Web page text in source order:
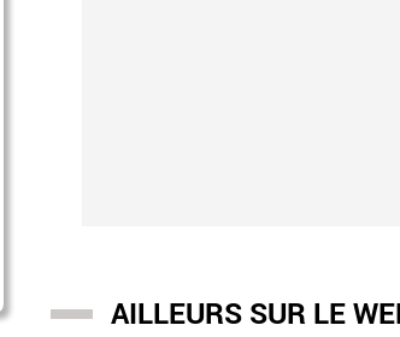
AILLEURS SUR LE